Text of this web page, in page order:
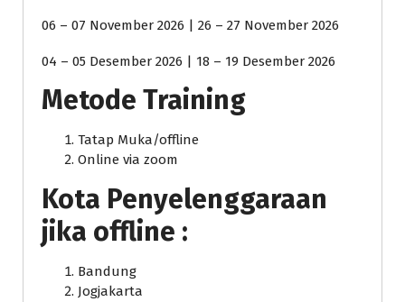
06 – 07 November 2026 | 26 – 27 November 2026
04 – 05 Desember 2026 | 18 – 19 Desember 2026
Metode Training
Tatap Muka/offline
Online via zoom
Kota Penyelenggaraan
jika offline :
Bandung
Jogjakarta